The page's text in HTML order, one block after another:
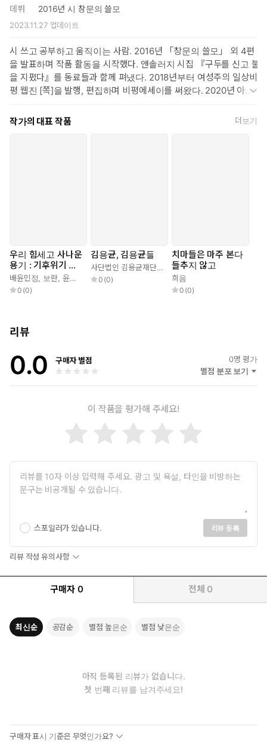
어떤 이는 ‘나’를 죽은 사람으로 대하고, 어떤 자는 대놓고 ‘구멍’
취급을 한다. 희음의 시는 그런 남성 중심의 지리멸렬한 구조에
동적이며 죽음을 향하여서도 열려 있는 ‘구멍’이라 자처한다. 남
성이 여성을 기본적으로 뭔가 모르는 사람으로 규정하고 자신의
말을 일방적으로 쏟아붓는 태도를 뜻하는 ‘맨스플레인’이란 제목
을 가진 시를 보자.
“구멍이 되려고 태어나신다/소리 나는 구멍이 되려고/조였다 풀었
무궁무진한 가능성을 안고 치마는 바람에 펄럭인다. 더 이상 연약하
게 날아가 버리지 않을 것이다. 바람을 자유자재로 만끽하는 ‘우
리’가 될 것이다. 소유정 평론가가 예언한 대로 “공중에서 얽힌 눈빛
과 맞대어진 치마와 치마와 치마와 치마가 있다.” 이 단단한 결속을
권의 시집이 여기 있다.
데뷔 2016년 시 창문의 쓸모
2023.11.27업데이트
시 쓰고 공부하고 움직이는 사람. 2016년 「창문의 쓸모」 외 4편
을 발표하며 작품 활동을 시작했다. 앤솔러지 시집 『구두를 신고 불
을 지폈다』를 동료들과 함께 펴냈다. 2018년부터 여성주의 일상비
평 웹진 [쪽]을 발행, 편집하며 비평에세이를 써왔다. 2020년 아르코
작가의 대표 작품
더보기
우리 힘세고 사나운
용기 : 기후위기 시
대를 살아가는 여성
들의 10개의 시선
배윤민정, 보란, 윤은성 은수,이상현 이충열,
0 (0)
김용균, 김용균들
사단법인 김용균재단
,권미정,림보,희음
0 (0)
치마들은 마주 본다
들추지 않고
희음
0 (0)
리뷰
0.0 구매자 별점 0명 평가
별점 분포 보기
이 작품을 평가해 주세요!
스포일러가 있습니다. 리뷰 등록
리뷰 작성 유의사항
구매자 0 전체 0
최신순 공감순 별점 높은순 별점 낮은순
아직 등록된 리뷰가 없습니다.
첫 번째 리뷰를 남겨주세요!
구매자 표시 기준은 무엇인가요?